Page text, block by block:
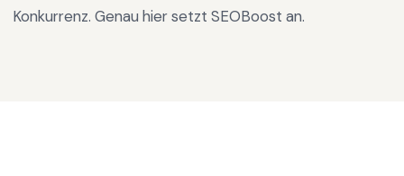
Konkurrenz. Genau hier setzt SEOBoost an.